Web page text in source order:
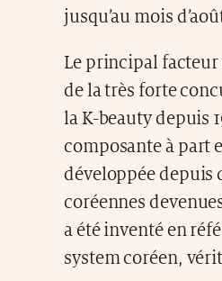
jusqu’au mois
Le principal facteur
de la très forte
la K-beauty depuis
composante à part
développée depuis
coréennes
a été inventé en
system coréen,